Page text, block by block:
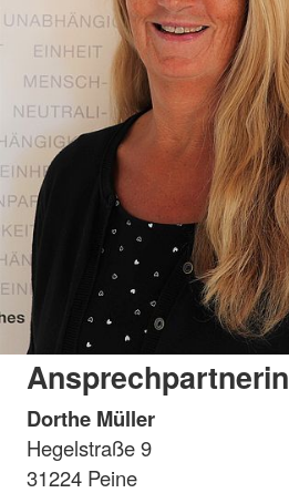
Ansprechpartnerin
Dorthe Müller
Hegelstraße 9
31224 Peine